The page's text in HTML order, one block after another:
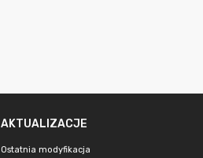
AKTUALIZACJE
Ostatnia modyfikacja